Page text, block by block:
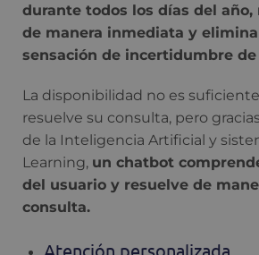
durante todos los días del año,
de manera inmediata y
sensación de incertidumbre
La disponibilidad no es
resuelve su consulta, pero
de la Inteligencia Artificial y
Learning, un chatbot
del usuario y resuelve de
consulta.
Atención personalizada